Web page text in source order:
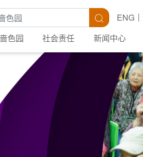
字 搜寻ENG
色园
社会责任 新闻中心